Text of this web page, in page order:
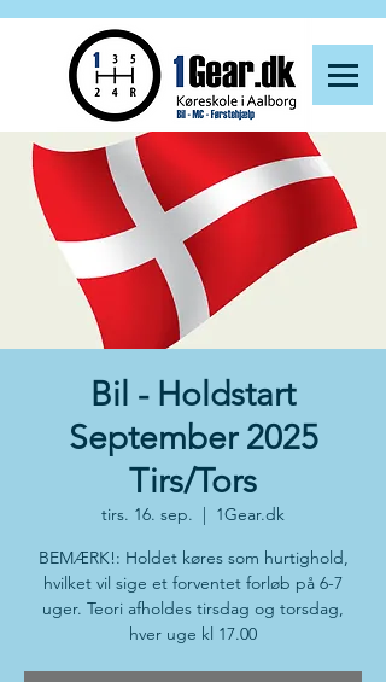
Bil - Holdstart
September 2025
Tirs/Tors
tirs. 16. sep.
  |
1Gear.dk
BEMÆRK!: Holdet køres som hurtighold,
hvilket vil sige et forventet forløb på 6-7
uger. Teori afholdes tirsdag og torsdag,
hver uge kl 17.00